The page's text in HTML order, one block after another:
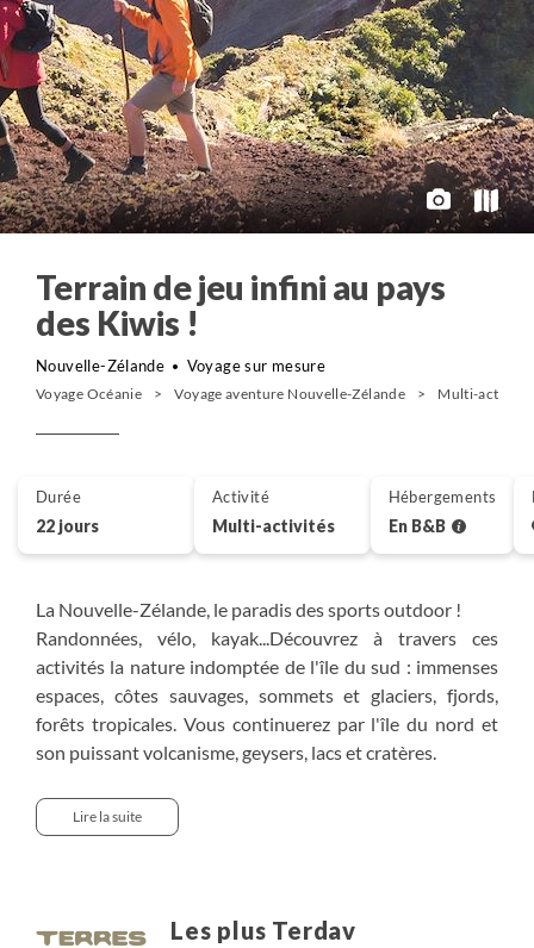
Terrain de jeu infini au pays
des Kiwis !
Nouvelle-Zélande Voyage sur mesure
Voyage Océanie Voyage aventure Nouvelle-Zélande Multi-
La Nouvelle-Zélande, le paradis des sports outdoor !
Randonnées, vélo, kayak...Découvrez à travers ces
activités la nature indomptée de l'île du sud : immenses
espaces, côtes sauvages, sommets et glaciers, fjords,
forêts tropicales. Vous continuerez par l'île du nord et
son puissant volcanisme, geysers, lacs et cratères.
pays du "bout du monde" saura vous remplir de
sensations et d'émotions !
Lire la suite
Les plus Terdav
Durée
22 jours
Activité
Multi-activités
Hébergements
En B&B